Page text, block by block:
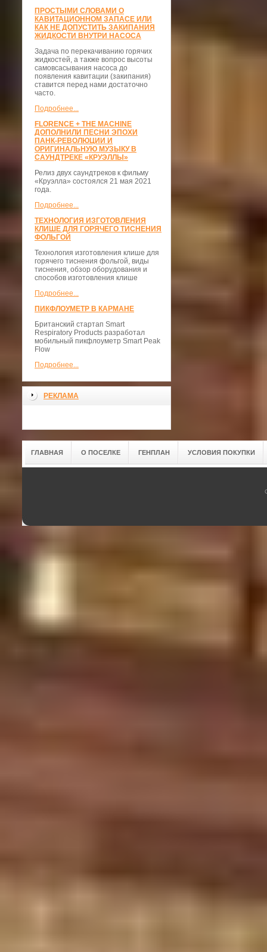
ПРОСТЫМИ СЛОВАМИ О
КАВИТАЦИОННОМ ЗАПАСЕ ИЛИ
КАК НЕ ДОПУСТИТЬ ЗАКИПАНИЯ
ЖИДКОСТИ ВНУТРИ НАСОСА
Задача по перекачиванию горячих
жидкостей, а также вопрос высоты
самовсасывания насоса до
появления кавитации (закипания)
ставится перед нами достаточно
часто.
Подробнее...
FLORENCE + THE MACHINE
ДОПОЛНИЛИ ПЕСНИ ЭПОХИ
ПАНК-РЕВОЛЮЦИИ И
ОРИГИНАЛЬНУЮ МУЗЫКУ В
САУНДТРЕКЕ «КРУЭЛЛЫ»
Релиз двух саундтреков к фильму
«Круэлла» состоялся 21 мая 2021
года.
Подробнее...
ТЕХНОЛОГИЯ ИЗГОТОВЛЕНИЯ
КЛИШЕ ДЛЯ ГОРЯЧЕГО ТИСНЕНИЯ
ФОЛЬГОЙ
Технология изготовления клише для
горячего тиснения фольгой, виды
тиснения, обзор оборудования и
способов изготовления клише
Подробнее...
ПИКФЛОУМЕТР В КАРМАНЕ
Британский стартап Smart
Respiratory Products разработал
мобильный пикфлоуметр Smart Peak
Flow
Подробнее...
РЕКЛАМА
ГЛАВНАЯ О ПОСЕЛКЕ ГЕНПЛАН УСЛОВИЯ ПОКУПКИ